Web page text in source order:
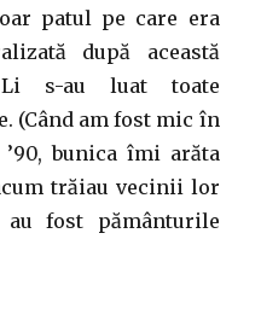
patul pe care era
după această
s-au luat toate
(Când am fost mic în
bunica îmi arăta
trăiau vecinii lor
fost pământurile